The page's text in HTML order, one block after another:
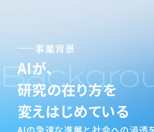
記の修正を行いました。応募に当
な限り、最新の様式を使用してくだ
し、既に公開していた修正前の様
募された場合であっても、当該様
いることのみをもって書類の不備
うことはありません。
事業背景
AIが、
研究の在り方を
変えはじめている
AIの急速な進展と社会への浸透